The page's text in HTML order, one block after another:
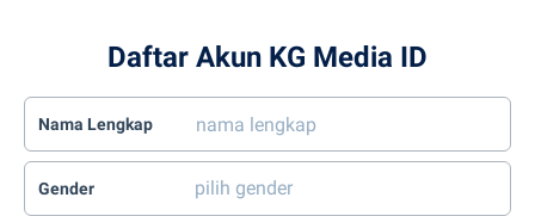
Daftar Akun KG Media ID
Nama Lengkap
Gender